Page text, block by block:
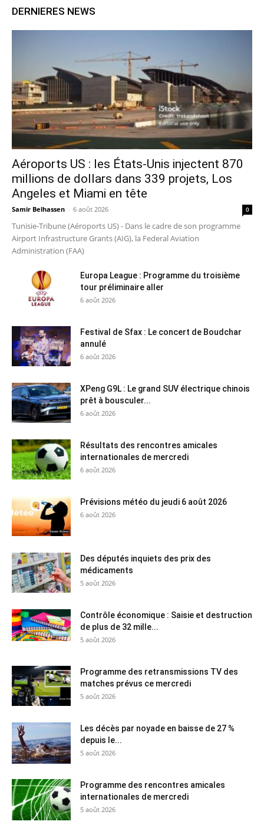
DERNIERES NEWS
Aéroports US : les États-Unis injectent 870
millions de dollars dans 339 projets, Los
Angeles et Miami en tête
Samir Belhassen - 6 août 2026 0
Tunisie-Tribune (Aéroports US) - Dans le cadre de son programme
Airport Infrastructure Grants (AIG), la Federal Aviation
Administration (FAA)
Europa League : Programme du troisième
tour préliminaire aller
6 août 2026
Festival de Sfax : Le concert de Boudchar
annulé
6 août 2026
XPeng G9L : Le grand SUV électrique chinois
prêt à bousculer...
6 août 2026
Résultats des rencontres amicales
internationales de mercredi
6 août 2026
Prévisions météo du jeudi 6 août 2026
6 août 2026
Des députés inquiets des prix des
médicaments
5 août 2026
Contrôle économique : Saisie et destruction
de plus de 32 mille...
5 août 2026
Programme des retransmissions TV des
matches prévus ce mercredi
5 août 2026
Les décès par noyade en baisse de 27 %
depuis le...
5 août 2026
Programme des rencontres amicales
internationales de mercredi
5 août 2026